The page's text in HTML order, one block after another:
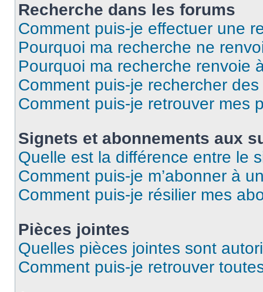
Recherche dans les forums
Comment puis-je effectuer une
Pourquoi ma recherche ne
Pourquoi ma recherche renvoie
Comment puis-je rechercher
Comment puis-je retrouver mes
Signets et abonnements aux
Quelle est la différence entre le
Comment puis-je m’abonner à
Comment puis-je résilier mes
Pièces jointes
Quelles pièces jointes sont
Comment puis-je retrouver